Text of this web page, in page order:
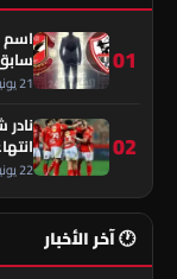
01
اسم
21 يونيو، 2026
02
22 يونيو، 2026
🕐 آخر الأخبار